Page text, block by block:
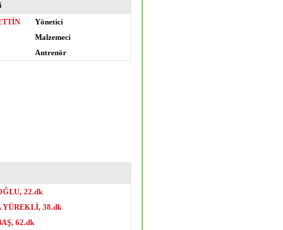
Yönetici
Malzemeci
Antrenör
22.dk
YÜREKLİ, 38.dk
62.dk